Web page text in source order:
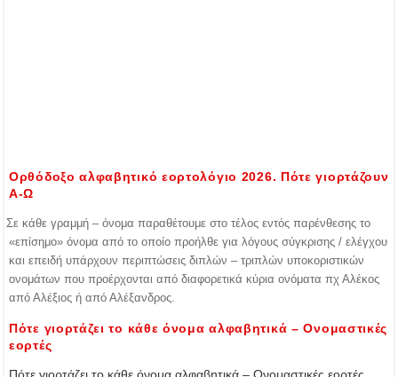
Ορθόδοξο αλφαβητικό εορτολόγιο 2026. Πότε γιορτάζουν
Α-Ω
Σε κάθε γραμμή – όνομα παραθέτουμε στο τέλος εντός παρένθεσης το
«επίσημο» όνομα από το οποίο προήλθε για λόγους σύγκρισης / ελέγχου
και επειδή υπάρχουν περιπτώσεις διπλών – τριπλών υποκοριστικών
ονομάτων που προέρχονται από διαφορετικά κύρια ονόματα πχ Αλέκος
από Αλέξιος ή από Αλέξανδρος.
Πότε γιορτάζει το κάθε όνομα αλφαβητικά – Ονομαστικές
εορτές